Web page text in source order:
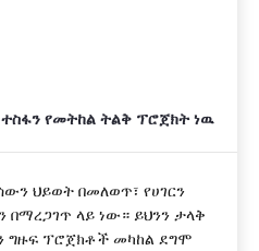
የመትከል ትልቅ ፕሮጀክት ነዉ
ህይወት በመለወጥ፣ የሀገርን
በማረጋገጥ ላይ ነው። ይህንን ታላቅ
ግዙፍ ፕሮጀክቶች መካከል ደግሞ